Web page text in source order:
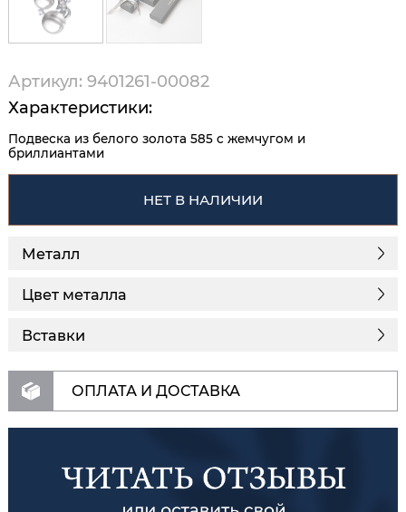
Артикул: 9401261-00082
Характеристики:
Подвеска из белого золота 585 с жемчугом и
бриллиантами
НЕТ В НАЛИЧИИ
Металл
Цвет металла
Вставки
ОПЛАТА И ДОСТАВКА